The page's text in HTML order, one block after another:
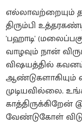
எல்லாவற்றையும்
திரும்பி
'பஹாடி'
வாழவும் நான்
விஷயத்தில்
முடியவில்லை.
காத்திருக்கிறேன்
வேண்டுகோள்